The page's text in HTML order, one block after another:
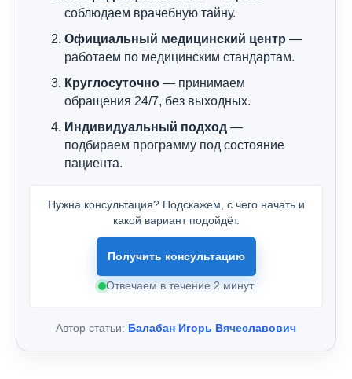
соблюдаем врачебную тайну.
Официальный медицинский центр —
работаем по медицинским стандартам.
Круглосуточно — принимаем
обращения 24/7, без выходных.
Индивидуальный подход —
подбираем программу под состояние
пациента.
Нужна консультация? Подскажем, с чего начать и
какой вариант подойдёт.
Получить консультацию
Отвечаем в течение 2 минут
Автор статьи: Балабан Игорь Вячеславович